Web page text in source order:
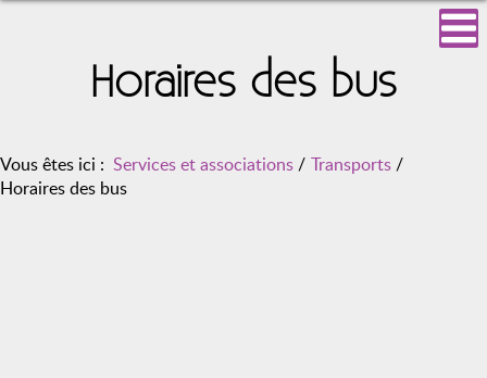
Horaires des bus
Vous êtes ici : Services et associations / Transports /
Horaires des bus